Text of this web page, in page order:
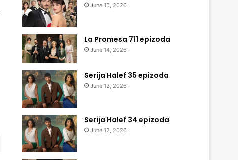
June 15, 2026
La Promesa 711 epizoda
June 14, 2026
Serija Halef 35 epizoda
June 12, 2026
Serija Halef 34 epizoda
June 12, 2026